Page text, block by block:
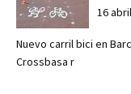
16
Nuevo carril bici en
Crossbasa r